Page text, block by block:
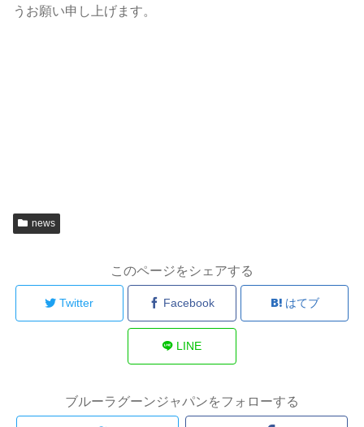
うお願い申し上げます。
news
このページをシェアする
Twitter Facebook はてブ
LINE
ブルーラグーンジャパンをフォローする